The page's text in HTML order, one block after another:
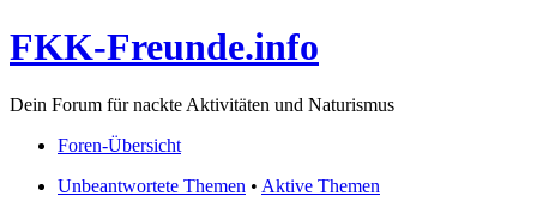
FKK-Freunde.info
Dein Forum für nackte Aktivitäten und Naturismus
Foren-Übersicht
Unbeantwortete Themen • Aktive Themen